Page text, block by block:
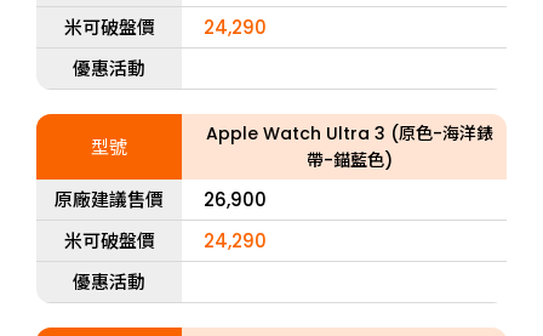
米可破盤價
24,290
優惠活動
型號
Apple Watch Ultra 3 (原色-海洋錶
帶-錨藍色)
原廠建議售價
26,900
米可破盤價
24,290
優惠活動